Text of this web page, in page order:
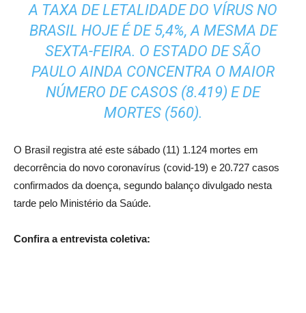
A TAXA DE LETALIDADE DO VÍRUS NO
BRASIL HOJE É DE 5,4%, A MESMA DE
SEXTA-FEIRA. O ESTADO DE SÃO
PAULO AINDA CONCENTRA O MAIOR
NÚMERO DE CASOS (8.419) E DE
MORTES (560).
O Brasil registra até este sábado (11) 1.124 mortes em
decorrência do novo coronavírus (covid-19) e 20.727 casos
confirmados da doença, segundo balanço divulgado nesta
tarde pelo Ministério da Saúde.
Confira a entrevista coletiva: